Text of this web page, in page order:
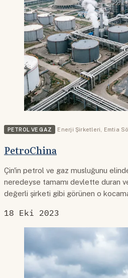
PETROL VE GAZ Enerji Şirketleri Emtia
PetroChina
Çin'in petrol ve gaz musluğunu
neredeyse tamamı devlette duran
değerli şirketi gibi görünen o
18 Eki 2023